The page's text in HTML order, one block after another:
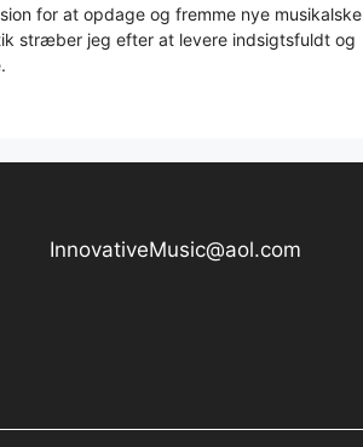
for at opdage og fremme nye musikalske
stræber jeg efter at levere indsigtsfuldt og
InnovativeMusic@aol.com